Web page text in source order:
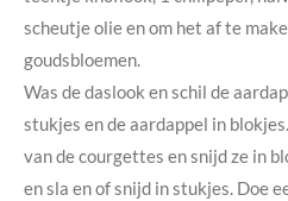
scheutje olie en om het af te
goudsbloemen.
Was de daslook en schil de
stukjes en de aardappel in
van de courgettes en snijd ze in
en sla en of snijd in stukjes. Doe